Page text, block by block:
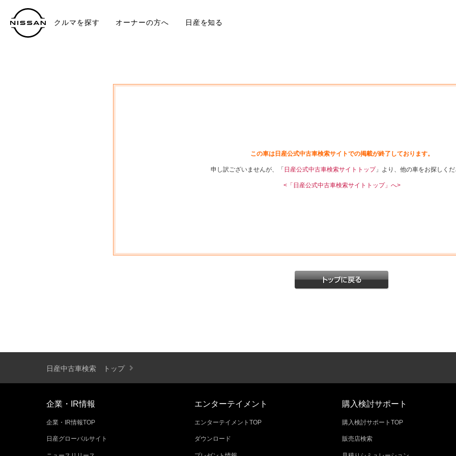
クルマを探す オーナーの方へ 日産を知る
この車は日産公式中古車検索サイトでの掲載が終了しております。
申し訳ございませんが、「 日産公式中古車検索サイトトップ」より、他の車をお探しくだ
<「日産公式中古車検索サイトトップ」へ>
日産中古車検索 トップ
企業・IR情報
企業・IR情報TOP
日産グローバルサイト
エンターテイメント
エンターテイメントTOP
ダウンロード
購入検討サポート
購入検討サポートTOP
販売店検索